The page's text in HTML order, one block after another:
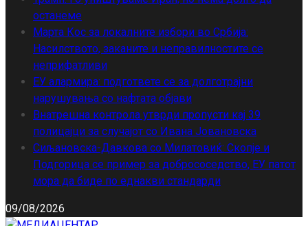
останеме
Марта Кос за локалните избори во Србија:
Насилството, заканите и неправилностите се
неприфатливи
ЕУ алармира: подгответе се за долготрајни
нарушувања со нафтата објави
Внатрешна контрола утврди пропусти кај 39
полицајци за случајот со Ивана Јовановска
Сиљановска-Давкова со Милатовиќ: Скопје и
Подгорица се пример за добрососедство, ЕУ патот
мора да биде по еднакви стандарди
09/08/2026